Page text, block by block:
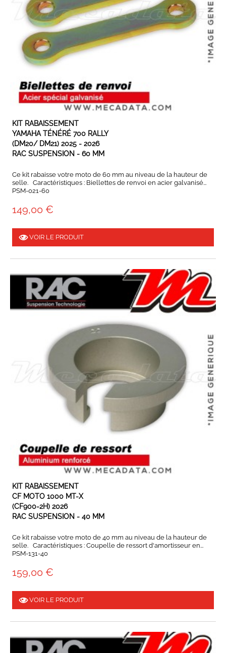
Son année... Son modèle...
Rechercher
KIT RABAISSEMENT
YAMAHA TÉNÉRÉ 700 RALLY
(DM20/ DM21) 2025 - 2026
RAC SUSPENSION - 60 MM
Ce kit rabaisse votre moto de 60 mm au niveau de la hauteur de
selle. Caractéristiques : Biellettes de renvoi en acier galvanisé...
PSM-021-60
149,00 €
VOIR LE PRODUIT
KIT RABAISSEMENT
CF MOTO 1000 MT-X
(CF900-2H) 2026
RAC SUSPENSION - 40 MM
Ce kit rabaisse votre moto de 40 mm au niveau de la hauteur de
selle. Caractéristiques : Coupelle de ressort d'amortisseur en...
PSM-131-40
159,00 €
VOIR LE PRODUIT